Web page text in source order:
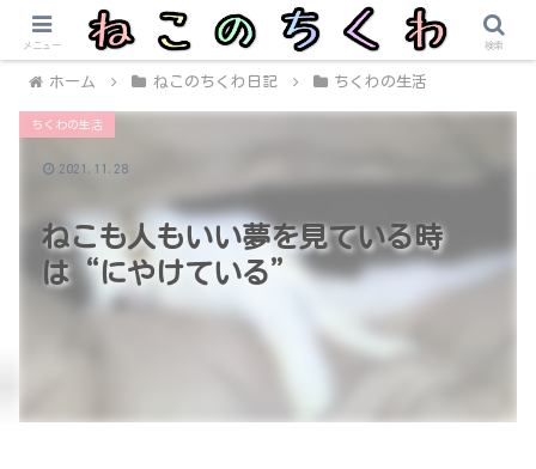
ホーム ねこのちくわ日記 ちくわの生活
ねこも人もいい夢を見ている時
は“にやけている”
ちくわの生活
2021.11.28
メニュー 検索